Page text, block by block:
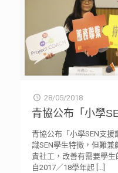
28/05/2018
青協公布「小學
青協公布「小學SEN支
識SEN學生特徵，但難
責社工，改善有需要學
自2017／18學年起[…]